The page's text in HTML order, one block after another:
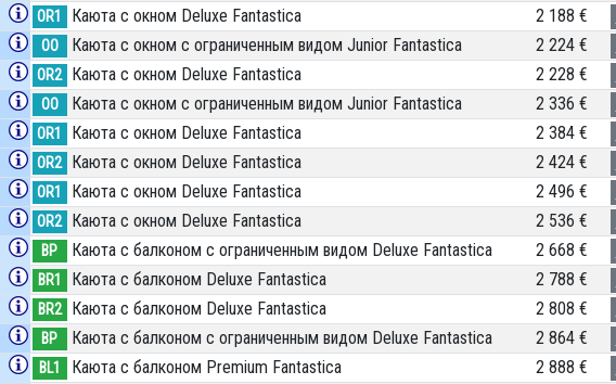
OR1 Каюта с окном Deluxe Fantastica 2 188 €
OO Каюта с окном с ограниченным видом Junior Fantastica 2 224 €
OR2 Каюта с окном Deluxe Fantastica 2 228 €
OO Каюта с окном с ограниченным видом Junior Fantastica 2 336 €
OR1 Каюта с окном Deluxe Fantastica 2 384 €
OR2 Каюта с окном Deluxe Fantastica 2 424 €
OR1 Каюта с окном Deluxe Fantastica 2 496 €
OR2 Каюта с окном Deluxe Fantastica 2 536 €
BP Каюта с балконом c ограниченным видом Deluxe Fantastica 2 668 €
BR1 Каюта с балконом Deluxe Fantastica 2 788 €
BR2 Каюта с балконом Deluxe Fantastica 2 808 €
BP Каюта с балконом c ограниченным видом Deluxe Fantastica 2 864 €
BL1 Каюта с балконом Premium Fantastica 2 888 €